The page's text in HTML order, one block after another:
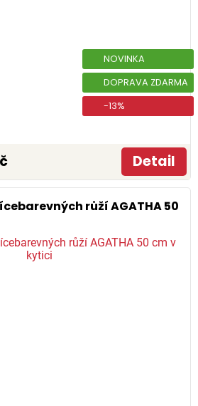
NOVINKA
DOPRAVA ZDARMA
-13%
Detail
růží AGATHA 50